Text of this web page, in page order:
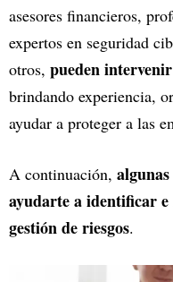
asesores financieros,
expertos en seguridad
otros, pueden
brindando experiencia,
ayudar a proteger a las
A continuación,
ayudarte a identificar e
gestión de riesgos.